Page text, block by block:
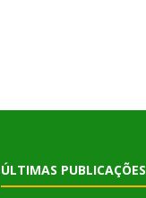
ÚLTIMAS PUBLICAÇÕES